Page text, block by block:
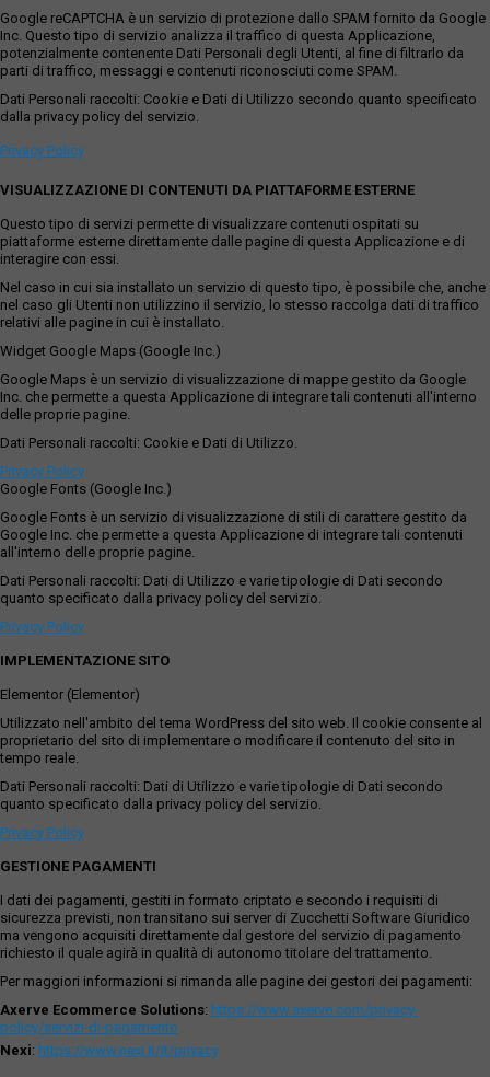
Google reCAPTCHA è un servizio di protezione dallo SPAM fornito da Google
Inc. Questo tipo di servizio analizza il traffico di questa Applicazione,
potenzialmente contenente Dati Personali degli Utenti, al fine di filtrarlo da
parti di traffico, messaggi e contenuti riconosciuti come SPAM.
Dati Personali raccolti: Cookie e Dati di Utilizzo secondo quanto specificato
dalla privacy policy del servizio.
Privacy Policy
VISUALIZZAZIONE DI CONTENUTI DA PIATTAFORME ESTERNE
Questo tipo di servizi permette di visualizzare contenuti ospitati su
piattaforme esterne direttamente dalle pagine di questa Applicazione e di
interagire con essi.
Nel caso in cui sia installato un servizio di questo tipo, è possibile che, anche
nel caso gli Utenti non utilizzino il servizio, lo stesso raccolga dati di traffico
relativi alle pagine in cui è installato.
Widget Google Maps (Google Inc.)
Google Maps è un servizio di visualizzazione di mappe gestito da Google
Inc. che permette a questa Applicazione di integrare tali contenuti all'interno
delle proprie pagine.
Dati Personali raccolti: Cookie e Dati di Utilizzo.
Privacy Policy
Google Fonts (Google Inc.)
Google Fonts è un servizio di visualizzazione di stili di carattere gestito da
Google Inc. che permette a questa Applicazione di integrare tali contenuti
all'interno delle proprie pagine.
Dati Personali raccolti: Dati di Utilizzo e varie tipologie di Dati secondo
quanto specificato dalla privacy policy del servizio.
Privacy Policy
IMPLEMENTAZIONE SITO
Elementor (Elementor)
Utilizzato nell'ambito del tema WordPress del sito web. Il cookie consente al
proprietario del sito di implementare o modificare il contenuto del sito in
tempo reale.
Dati Personali raccolti: Dati di Utilizzo e varie tipologie di Dati secondo
quanto specificato dalla privacy policy del servizio.
Privacy Policy
GESTIONE PAGAMENTI
I dati dei pagamenti, gestiti in formato criptato e secondo i requisiti di
sicurezza previsti, non transitano sui server di Zucchetti Software Giuridico
ma vengono acquisiti direttamente dal gestore del servizio di pagamento
richiesto il quale agirà in qualità di autonomo titolare del trattamento.
Per maggiori informazioni si rimanda alle pagine dei gestori dei pagamenti:
Axerve Ecommerce Solutions: https://www.axerve.com/privacy-
policy/servizi-di-pagamento
Nexi: https://www.nexi.it/it/privacy